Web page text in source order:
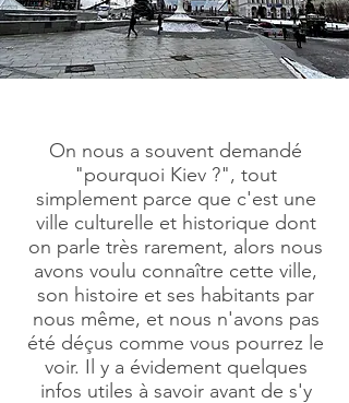
On nous a souvent demandé
"pourquoi Kiev ?", tout
simplement parce que c'est une
ville culturelle et historique dont
on parle très rarement, alors nous
avons voulu connaître cette ville,
son histoire et ses habitants par
nous même, et nous n'avons pas
été déçus comme vous pourrez le
voir. Il y a évidement quelques
infos utiles à savoir avant de s'y